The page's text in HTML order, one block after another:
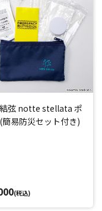
弦 notte stellata ポ
簡易防災セット付き)
(税込)